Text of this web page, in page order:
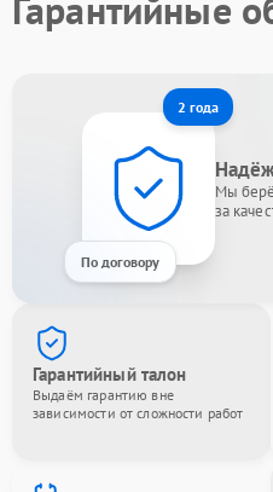
2 года
По договору
Мы
за
Гарантийный талон
Выдаём гарантию вне
зависимости от сложности работ